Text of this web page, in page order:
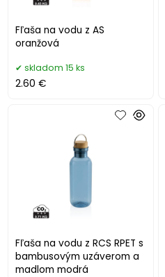
Fľaša na vodu z AS
oranžová
skladom 15 ks
2.60 €
Fľaša na vodu z RCS RPET s
bambusovým uzáverom a
madlom modrá